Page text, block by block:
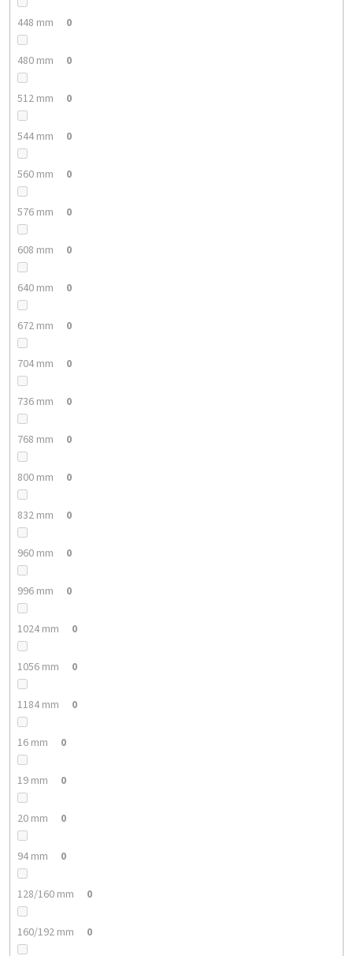
448 mm 0
480 mm 0
512 mm 0
544 mm 0
560 mm 0
576 mm 0
608 mm 0
640 mm 0
672 mm 0
704 mm 0
736 mm 0
768 mm 0
800 mm 0
832 mm 0
960 mm 0
996 mm 0
1024 mm 0
1056 mm 0
1184 mm 0
16 mm 0
19 mm 0
20 mm 0
94 mm 0
128/160 mm 0
160/192 mm 0